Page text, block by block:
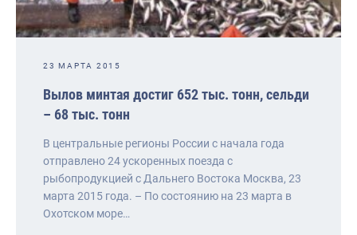
23 МАРТА 2015
Вылов минтая достиг 652 тыс. тонн, сельди
– 68 тыс. тонн
В центральные регионы России с начала года
отправлено 24 ускоренных поезда с
рыбопродукцией с Дальнего Востока Москва, 23
марта 2015 года. – По состоянию на 23 марта в
Охотском море…